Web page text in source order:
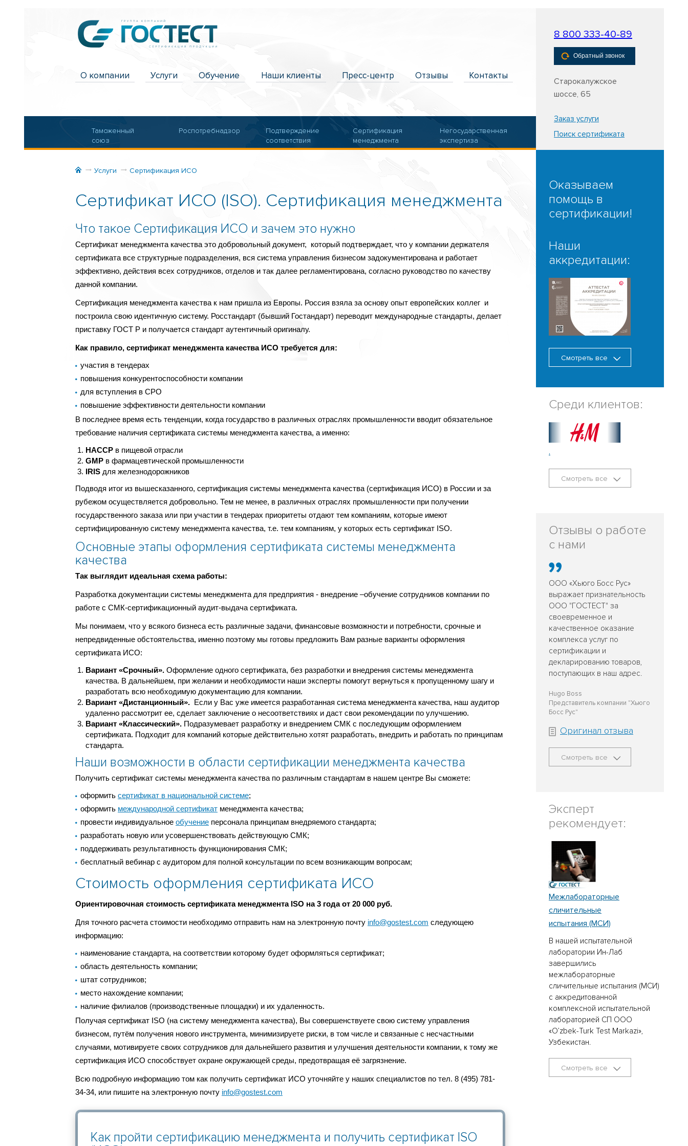
О компании Услуги Обучение Наши клиенты Пресс-центр Отзывы Контакты
Таможенный
союз
Роспотребнадзор
Подтверждение
соответствия
Сертификация
менеджмента
Негосударственная
экспертиза
Промышленная
безопасность
Разработка
8 800 333-40-89
Обратный звонок
Старокалужское
шоссе, 65
Заказ услуги
Поиск сертификата
Услуги Сертификация ИСО
Сертификат ИСО (ISO). Сертификация менеджмента
Что такое Сертификация ИСО и зачем это нужно
Сертификат менеджмента качества это добровольный документ, который подтверждает, что у компании держателя
сертификата все структурные подразделения, вся система управления бизнесом задокументирована и работает
эффективно, действия всех сотрудников, отделов и так далее регламентирована, согласно руководство по качеству
данной компании.
Сертификация менеджмента качества к нам пришла из Европы. Россия взяла за основу опыт европейских коллег и
построила свою идентичную систему. Росстандарт (бывший Гостандарт) переводит международные стандарты, делает
приставку ГОСТ Р и получается стандарт аутентичный оригиналу.
Как правило, сертификат менеджмента качества ИСО требуется для:
участия в тендерах
повышения конкурентоспособности компании
для вступления в СРО
повышение эффективности деятельности компании
В последнее время есть тенденции, когда государство в различных отраслях промышленности вводит обязательное
требование наличия сертификата системы менеджмента качества, а именно:
HACCP в пищевой отрасли
GMP в фармацевтической промышленности
IRIS для железнодорожников
Подводя итог из вышесказанного, сертификация системы менеджмента качества (сертификация ИСО) в России и за
рубежом осуществляется добровольно. Тем не менее, в различных отраслях промышленности при получении
государственного заказа или при участии в тендерах приоритеты отдают тем компаниям, которые имеют
сертифицированную систему менеджмента качества, т.е. тем компаниям, у которых есть сертификат ISO.
Основные этапы оформления сертификата системы менеджмента
качества
Так выглядит идеальная схема работы:
Разработка документации системы менеджмента для предприятия - внедрение –обучение сотрудников компании по
работе с СМК-сертификационный аудит-выдача сертификата.
Мы понимаем, что у всякого бизнеса есть различные задачи, финансовые возможности и потребности, срочные и
непредвиденные обстоятельства, именно поэтому мы готовы предложить Вам разные варианты оформления
сертификата ИСО:
Вариант «Срочный». Оформление одного сертификата, без разработки и внедрения системы менеджмента
качества. В дальнейшем, при желании и необходимости наши эксперты помогут вернуться к пропущенному шагу и
разработать всю необходимую документацию для компании.
Вариант «Дистанционный». Если у Вас уже имеется разработанная система менеджмента качества, наш аудитор
удаленно рассмотрит ее, сделает заключение о несоответствиях и даст свои рекомендации по улучшению.
Вариант «Классический». Подразумевает разработку и внедрением СМК с последующим оформлением
сертификата. Подходит для компаний которые действительно хотят разработать, внедрить и работать по принципам
стандарта.
Наши возможности в области сертификации менеджмента качества
Получить сертификат системы менеджмента качества по различным стандартам в нашем центре Вы сможете:
оформить сертификат в национальной системе;
оформить международной сертификат менеджмента качества;
провести индивидуальное обучение персонала принципам внедряемого стандарта;
разработать новую или усовершенствовать действующую СМК;
поддерживать результативность функционирования СМК;
бесплатный вебинар с аудитором для полной консультации по всем возникающим вопросам;
Стоимость оформления сертификата ИСО
Ориентировочная стоимость сертификата менеджмента ISO на 3 года от 20 000 руб.
Для точного расчета стоимости необходимо отправить нам на электронную почту info@gostest.com следующею
информацию:
наименование стандарта, на соответствии которому будет оформляться сертификат;
область деятельность компании;
штат сотрудников;
место нахождение компании;
наличие филиалов (производственные площадки) и их удаленность.
Получая сертификат ISO (на систему менеджмента качества), Вы совершенствуете свою систему управления
бизнесом, путём получения нового инструмента, минимизируете риски, в том числе и связанные с несчастными
случаями, мотивируете своих сотрудников для дальнейшего развития и улучшения деятельности компании, к тому же
сертификация ИСО способствует охране окружающей среды, предотвращая её загрязнение.
Всю подробную информацию том как получить сертификат ИСО уточняйте у наших специалистов по тел. 8 (495) 781-
34-34, или пишите на электронную почту info@gostest.com
Как пройти сертификацию менеджмента и получить сертификат ISO
Оказываем
помощь в
сертификации!
Наши
аккредитации:
Смотреть все
Среди клиентов:
.
Смотреть все
Отзывы о работе
с нами
ООО «Хьюго Босс Рус»
выражает признательность
ООО "ГОСТЕСТ" за
своевременное и
качественное оказание
комплекса услуг по
сертификации и
декларированию товаров,
поступающих в наш адрес.
Hugo Boss
Представитель компании "Хьюго
Босс Рус"
Оригинал отзыва
Смотреть все
Эксперт
рекомендует:
Межлабораторные
сличительные
испытания (МСИ)
В нашей испытательной
лаборатории Ин-Лаб
завершились
межлабораторные
сличительные испытания (МСИ)
с аккредитованной
комплексной испытательной
лабораторией СП ООО
«O’zbek-Turk Test Markazi»,
Узбекистан.
Смотреть все